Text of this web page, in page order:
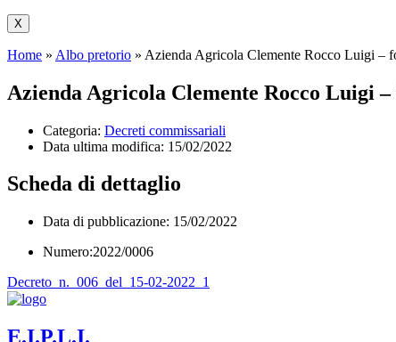
X
Home » Albo pretorio » Azienda Agricola Clemente Rocco Luigi –
Azienda Agricola Clemente Rocco Luigi
Categoria: Decreti commissariali
Data ultima modifica: 15/02/2022
Scheda di dettaglio
Data di pubblicazione: 15/02/2022
Numero:2022/0006
Decreto_n._006_del_15-02-2022_1
E.I.P.L.I.